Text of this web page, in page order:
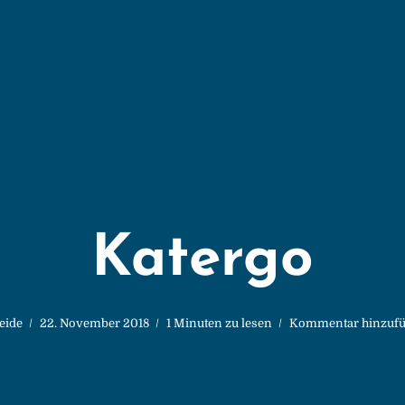
Katergo
22. November 2018 1 Minuten zu lesen Kommentar